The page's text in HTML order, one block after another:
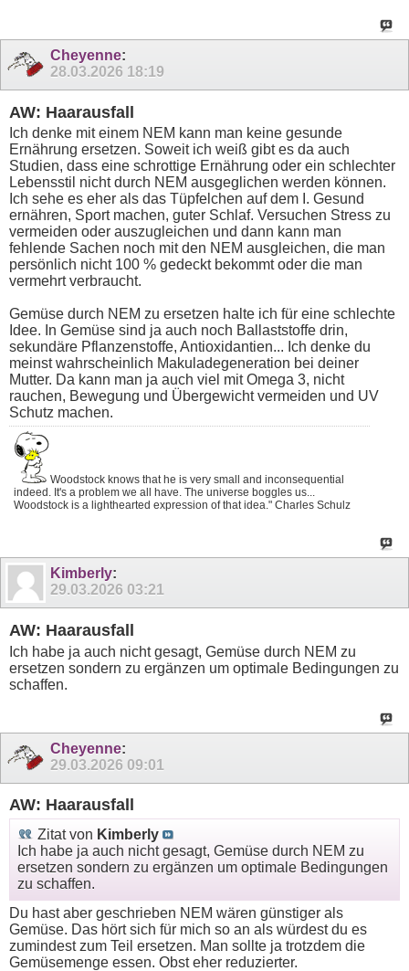
Cheyenne:
28.03.2026 18:19
AW: Haarausfall
Ich denke mit einem NEM kann man keine gesunde
Ernährung ersetzen. Soweit ich weiß gibt es da auch
Studien, dass eine schrottige Ernährung oder ein schlechter
Lebensstil nicht durch NEM ausgeglichen werden können.
Ich sehe es eher als das Tüpfelchen auf dem I. Gesund
ernähren, Sport machen, guter Schlaf. Versuchen Stress zu
vermeiden oder auszugleichen und dann kann man
fehlende Sachen noch mit den NEM ausgleichen, die man
persönlich nicht 100 % gedeckt bekommt oder die man
vermehrt verbraucht.
Gemüse durch NEM zu ersetzen halte ich für eine schlechte
Idee. In Gemüse sind ja auch noch Ballaststoffe drin,
sekundäre Pflanzenstoffe, Antioxidantien... Ich denke du
meinst wahrscheinlich Makuladegeneration bei deiner
Mutter. Da kann man ja auch viel mit Omega 3, nicht
rauchen, Bewegung und Übergewicht vermeiden und UV
Schutz machen.
Woodstock knows that he is very small and inconsequential
indeed. It's a problem we all have. The universe boggles us...
Woodstock is a lighthearted expression of that idea." Charles Schulz
Kimberly:
29.03.2026 03:21
AW: Haarausfall
Ich habe ja auch nicht gesagt, Gemüse durch NEM zu
ersetzen sondern zu ergänzen um optimale Bedingungen zu
schaffen.
Cheyenne:
29.03.2026 09:01
AW: Haarausfall
Zitat von Kimberly
Ich habe ja auch nicht gesagt, Gemüse durch NEM zu
ersetzen sondern zu ergänzen um optimale Bedingungen
zu schaffen.
Du hast aber geschrieben NEM wären günstiger als
Gemüse. Das hört sich für mich so an als würdest du es
zumindest zum Teil ersetzen. Man sollte ja trotzdem die
Gemüsemenge essen. Obst eher reduzierter.